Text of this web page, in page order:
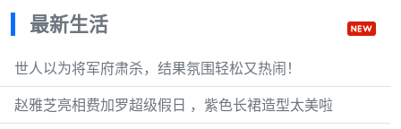
最新生活
世人以为将军府肃杀，结果氛围轻松又热闹！
赵雅芝亮相费加罗超级假日 ，紫色长裙造型太美啦